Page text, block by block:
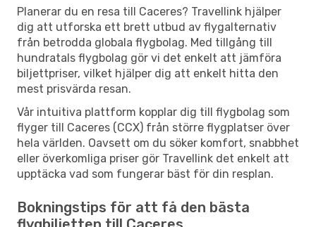
Planerar du en resa till Caceres? Travellink hjälper
dig att utforska ett brett utbud av flygalternativ
från betrodda globala flygbolag. Med tillgång till
hundratals flygbolag gör vi det enkelt att jämföra
biljettpriser, vilket hjälper dig att enkelt hitta den
mest prisvärda resan.
Vår intuitiva plattform kopplar dig till flygbolag som
flyger till Caceres (CCX) från större flygplatser över
hela världen. Oavsett om du söker komfort, snabbhet
eller överkomliga priser gör Travellink det enkelt att
upptäcka vad som fungerar bäst för din resplan.
Bokningstips för att få den bästa